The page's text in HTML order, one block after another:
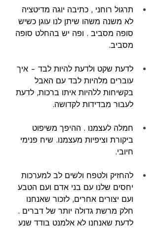
תרגול רוחני , כתיבה יוגה מדיטציה
לא משנה משהו שיתן לנו עוגן כשיש
סופה מסביב . ופה יש בהחלט סופה
מסביב.
לדעת שקט ולדעת להיות לבד - איך
עוברים מלהיות לבד עם האבל
בקשיחות ללהיות איתו ברכות, לדעת
לעבור מבדידות לקדושה.
חמלה לעצמנו . ההיפך משיפוט
ביקורת וציפיות מעצמנו. שיח פנימי
חיובי.
להחזיק ולטפח ולשים לב למערכות
יחסים שלנו עם בני אדם ועם הטבע
ועם יצורים אחרים, לזכור שאנחנו
חלק מרשת גדולה יותר של דברים .
לדעת שאנחנו לא אלמנט בודד שנע